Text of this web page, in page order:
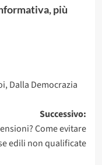
più
Dalla Democrazia
Successivo:
Come evitare
edili non qualificate